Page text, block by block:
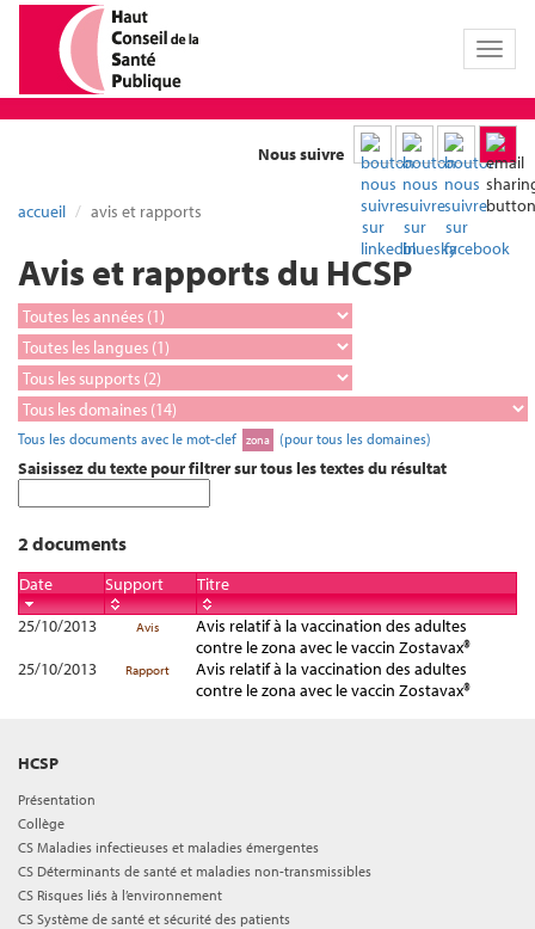
Toggle
Nous suivre
accueil avis et rapports
Avis et rapports du HCSP
Tous les documents avec le mot-clef zona (pour tous les domaines)
Saisissez du texte pour filtrer sur tous les textes du résultat
2 documents
Date Support
Titre
25/10/2013
Avis
Avis relatif à la vaccination des adultes
contre le zona avec le vaccin Zostavax®
25/10/2013
Rapport
Avis relatif à la vaccination des adultes
contre le zona avec le vaccin Zostavax®
HCSP
Présentation
Collège
CS Maladies infectieuses et maladies émergentes
CS Déterminants de santé et maladies non-transmissibles
CS Risques liés à l’environnement
CS Système de santé et sécurité des patients